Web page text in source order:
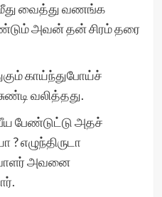
வைத்து வணங்க
அவன் தன் சிரம் தரை
காய்ந்துபோய்ச்
வலித்தது.
பேண்டுட்டு அதச்
? எழுந்திருடா
அவனை